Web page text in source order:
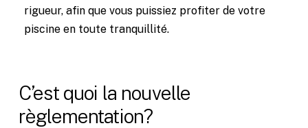
rigueur, afin que vous puissiez profiter de votre
piscine en toute tranquillité.
C’est quoi la nouvelle
règlementation?